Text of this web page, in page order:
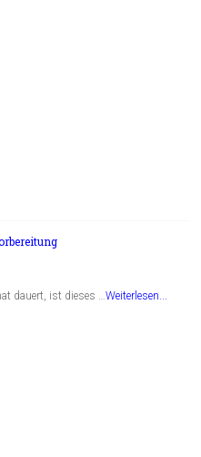
dauert, ist dieses …Weiterlesen...